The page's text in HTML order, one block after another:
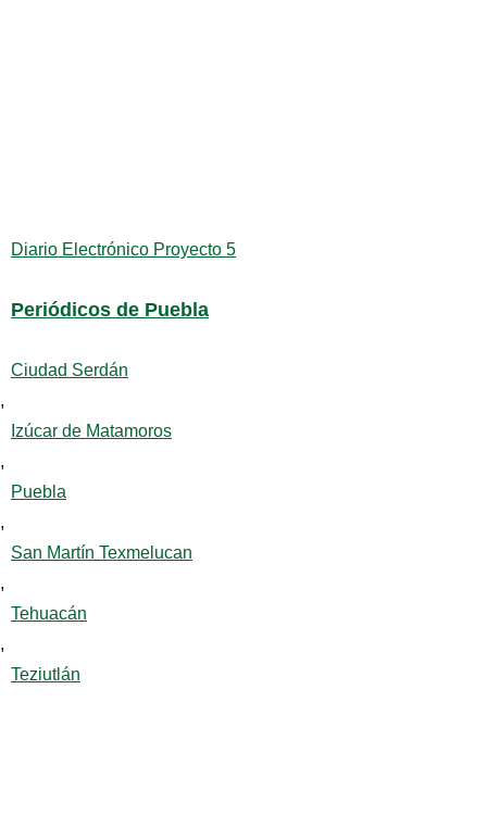
Diario Electrónico Proyecto 5
Periódicos de Puebla
Ciudad Serdán
,
Izúcar de Matamoros
,
Puebla
,
San Martín Texmelucan
,
Tehuacán
,
Teziutlán